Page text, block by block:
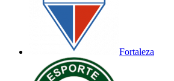
Fortaleza